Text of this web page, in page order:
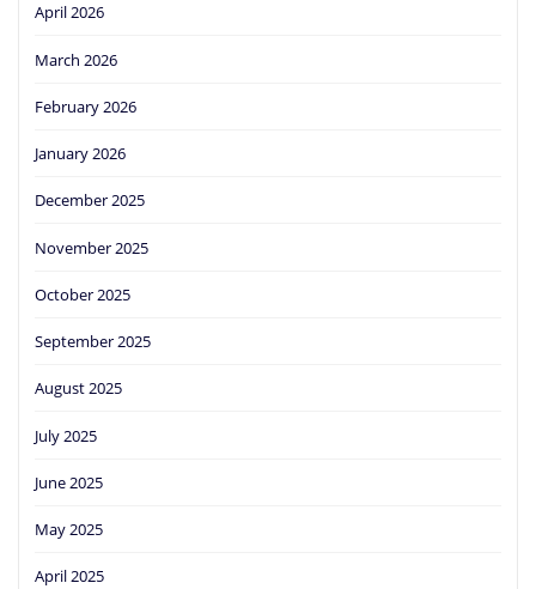
April 2026
March 2026
February 2026
January 2026
December 2025
November 2025
October 2025
September 2025
August 2025
July 2025
June 2025
May 2025
April 2025